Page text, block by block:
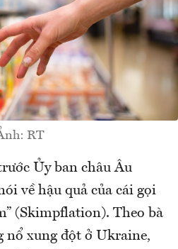
RT
Ủy ban châu Âu
về hậu quả của cái gọi
(Skimpflation). Theo bà
nổ xung đột ở Ukraine,